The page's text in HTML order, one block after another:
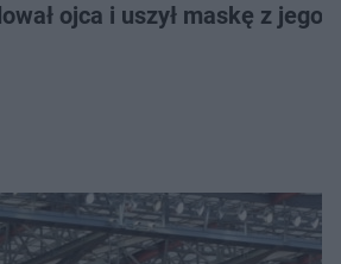
ojca i uszył maskę z